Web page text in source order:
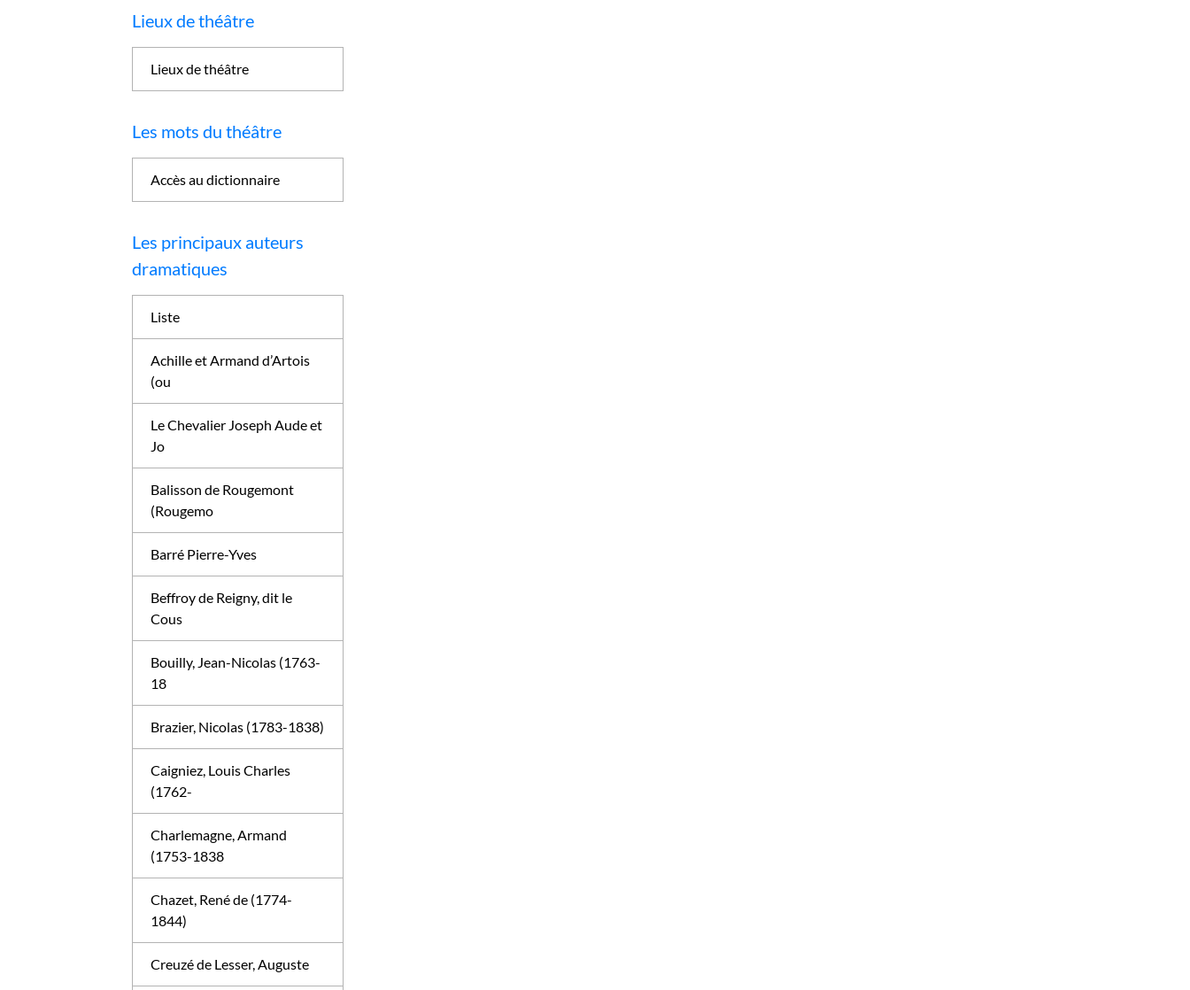
Lieux de théâtre
Lieux de théâtre
Les mots du théâtre
Accès au dictionnaire
Les principaux auteurs
dramatiques
Liste
Achille et Armand d’Artois
(ou
Le Chevalier Joseph Aude et
Jo
Balisson de Rougemont
(Rougemo
Barré Pierre-Yves
Beffroy de Reigny, dit le
Cous
Bouilly, Jean-Nicolas (1763-
18
Brazier, Nicolas (1783-1838)
Caigniez, Louis Charles
(1762-
Charlemagne, Armand
(1753-1838
Chazet, René de (1774-
1844)
Creuzé de Lesser, Auguste